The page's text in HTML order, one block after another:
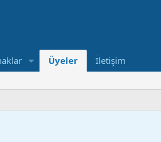
Üyeler İletişim